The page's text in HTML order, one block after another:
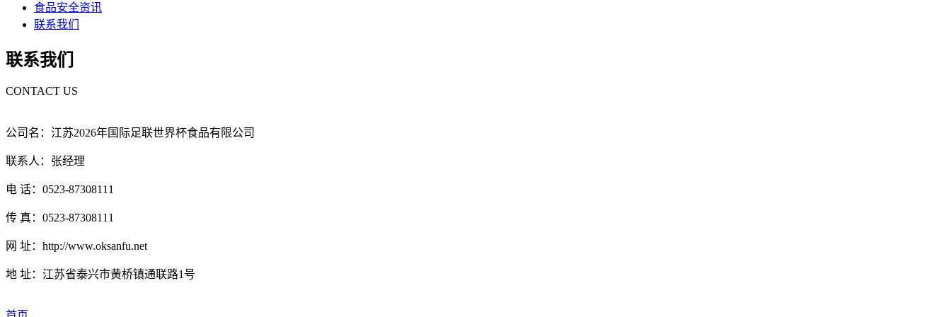
食品安全资讯
联系我们
联系我们
CONTACT US
公司名：江苏2026年国际足联世界杯食品有限公司
联系人：张经理
电 话：0523-87308111
传 真：0523-87308111
网 址：http://www.oksanfu.net
地 址：江苏省泰兴市黄桥镇通联路1号